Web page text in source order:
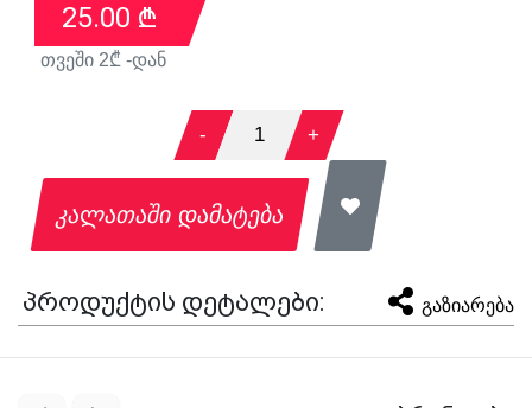
25.00 ₾
თვეში 2₾ -დან
- 1 +
კალათაში დამატება
პროდუქტის დეტალები: გაზიარება